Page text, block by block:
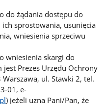
do żądania dostępu do
sprostowania, usunięcia
wniesienia sprzeciwu
wniesienia skargi do
Prezes Urzędu Ochrony
ul. Stawki 2, tel.
01, e-
) jeżeli uzna Pani/Pan, że